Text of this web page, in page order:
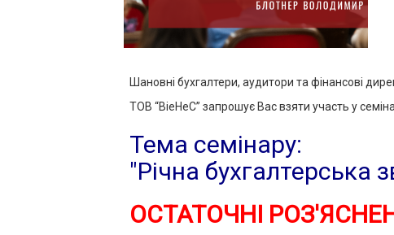
Шановні бухгалтери, аудитори та фінансові
ТОВ “ВіеНеС” запрошує Вас взяти участь у
Тема семінару:
"Річна бухгалтерська
ОСТАТОЧНІ